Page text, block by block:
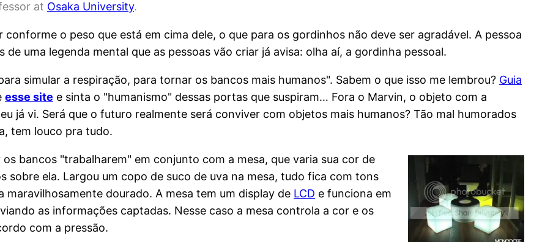
at Osaka University.
conforme o peso que está em cima dele, o que para os gordinhos não deve ser agradável. A pessoa
de uma legenda mental que as pessoas vão criar já avisa: olha aí, a gordinha pessoal.
simular a respiração, para tornar os bancos mais humanos". Sabem o que isso me lembrou? Guia
esse site e sinta o "humanismo" dessas portas que suspiram… Fora o Marvin, o objeto com a
já vi. Será que o futuro realmente será conviver com objetos mais humanos? Tão mal humorados
tem louco pra tudo.
bancos "trabalharem" em conjunto com a mesa, que varia sua cor de
sobre ela. Largou um copo de suco de uva na mesa, tudo fica com tons
maravilhosamente dourado. A mesa tem um display de LCD e funciona em
as informações captadas. Nesse caso a mesa controla a cor e os
com a pressão.